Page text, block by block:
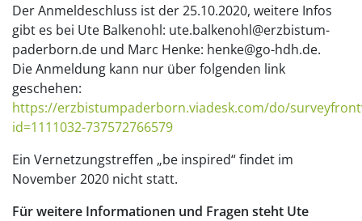
Der Anmeldeschluss ist der 25.10.2020, weitere Infos
gibt es bei Ute Balkenohl: ute.balkenohl@erzbistum-
paderborn.de und Marc Henke: henke@go-hdh.de.
Die Anmeldung kann nur über folgenden link
geschehen:
https://erzbistumpaderborn.viadesk.com/do/
id=1111032-737572766579
Ein Vernetzungstreffen „be inspired“ findet im
November 2020 nicht statt.
Für weitere Informationen und Fragen steht Ute